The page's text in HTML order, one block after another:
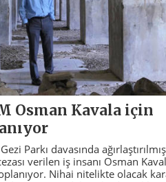
Osman Kavala için
Parkı davasında
verilen iş insanı Osman
Nihai nitelikte olacak